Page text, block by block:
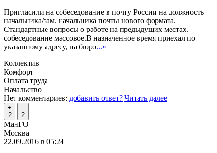
Пригласили на собеседование в почту России на должность
начальника/зам. начальника почты нового формата.
Стандартные вопросы о работе на предыдущих местах.
собеседование массовое.В назначенное время приехал по
указанному адресу, на бюро...»
Коллектив
Комфорт
Оплата труда
Начальство
Нет комментариев: добавить ответ? Читать далее
+
2
-
2
МанГО
Москва
22.09.2016 в 05:24